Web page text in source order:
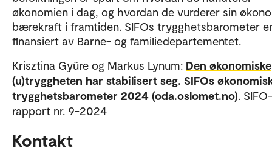
økonomien i dag, og hvordan de vurderer sin
bærekraft i framtiden. SIFOs trygghetsbarometer
finansiert av Barne- og familiedepartementet.
Krisztina Gyüre og Markus Lynum: Den økonomiske
(u)tryggheten har stabilisert seg. SIFOs
trygghetsbarometer 2024 (oda.oslomet.no). SIFO-
rapport nr. 9-2024
Kontakt